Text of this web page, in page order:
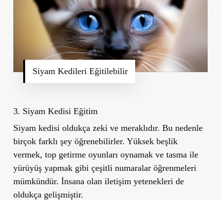
Siyam Kedileri Eğitilebilir
3. Siyam Kedisi Eğitim
Siyam kedisi oldukça zeki ve meraklıdır. Bu nedenle
birçok farklı şey öğrenebilirler. Yüksek beşlik
vermek, top getirme oyunları oynamak ve tasma ile
yürüyüş yapmak gibi çeşitli numaralar öğrenmeleri
mümkündür. İnsana olan iletişim yetenekleri de
oldukça gelişmiştir.